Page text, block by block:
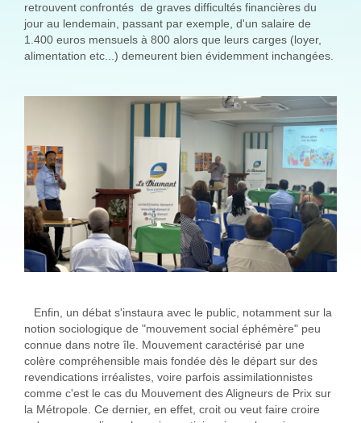
retrouvent confrontés de graves difficultés financières du
jour au lendemain, passant par exemple, d'un salaire de
1.400 euros mensuels à 800 alors que leurs carges (loyer,
alimentation etc...) demeurent bien évidemment inchangées.
Enfin, un débat s'instaura avec le public, notamment sur la
notion sociologique de "mouvement social éphémère" peu
connue dans notre île. Mouvement caractérisé par une
colère compréhensible mais fondée dès le départ sur des
revendications irréalistes, voire parfois assimilationnistes
comme c'est le cas du Mouvement des Aligneurs de Prix sur
la Métropole. Ce dernier, en effet, croit ou veut faire croire